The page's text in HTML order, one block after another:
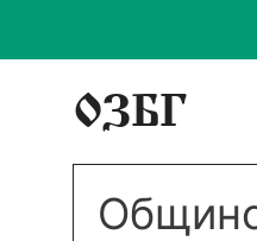
съдържанието
ОЗБГ